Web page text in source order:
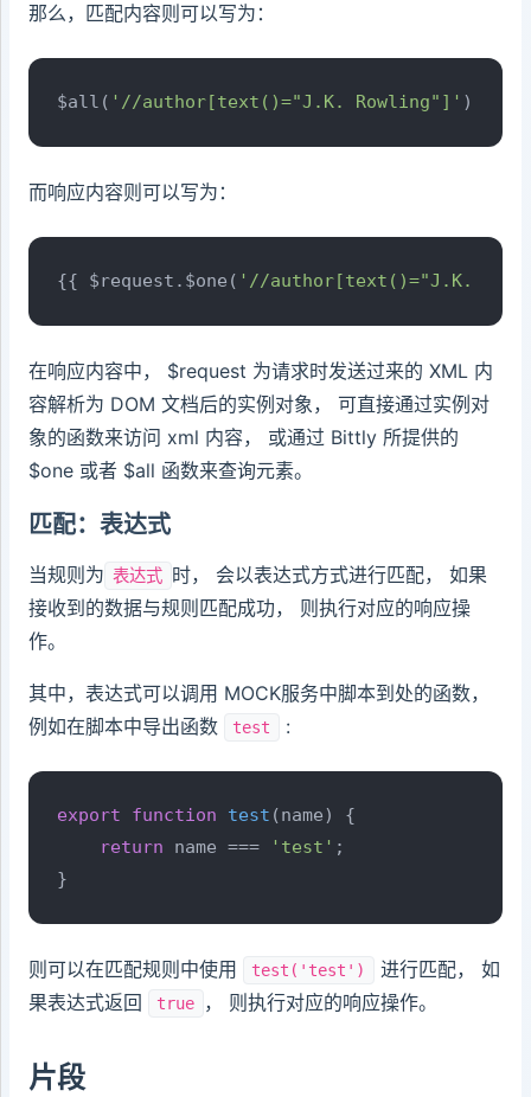
那么，匹配内容则可以写为：
$all( '//author[text()="J.K. Rowling"]' ).
而响应内容则可以写为：
{{ $request.$one( '//author[text()="J.K.
在响应内容中， $request 为请求时发送过来的 XML 内
容解析为 DOM 文档后的实例对象， 可直接通过实例对
象的函数来访问 xml 内容， 或通过 Bittly 所提供的
$one 或者 $all 函数来查询元素。
匹配：表达式
当规则为 表达式 时， 会以表达式方式进行匹配， 如果
接收到的数据与规则匹配成功， 则执行对应的响应操
作。
其中，表达式可以调用 MOCK服务中脚本到处的函数，
例如在脚本中导出函数
test :
export function test (name) {
return name === 'test' ;
}
则可以在匹配规则中使用 test('test')
进行匹配， 如
果表达式返回
true ， 则执行对应的响应操作。
片段